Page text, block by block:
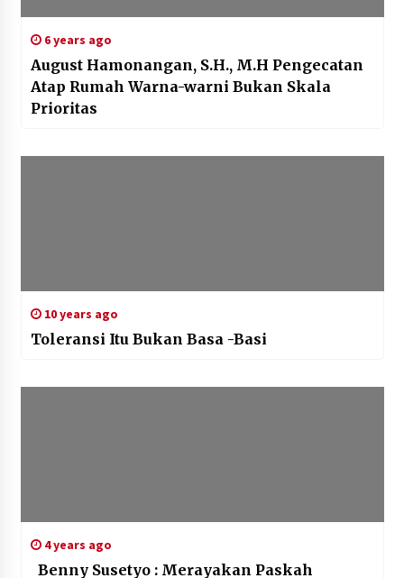
6 years ago
August Hamonangan, S.H., M.H Pengecatan
Atap Rumah Warna-warni Bukan Skala
Prioritas
10 years ago
Toleransi Itu Bukan Basa -Basi
4 years ago
Benny Susetyo : Merayakan Paskah